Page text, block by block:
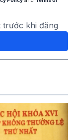
trước khi đăng